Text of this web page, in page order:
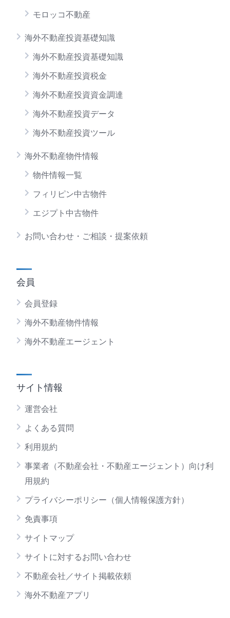
モロッコ不動産
海外不動産投資基礎知識
海外不動産投資基礎知識
海外不動産投資税金
海外不動産投資資金調達
海外不動産投資データ
海外不動産投資ツール
海外不動産物件情報
物件情報一覧
フィリピン中古物件
エジプト中古物件
お問い合わせ・ご相談・提案依頼
会員
会員登録
海外不動産物件情報
海外不動産エージェント
サイト情報
運営会社
よくある質問
利用規約
事業者（不動産会社・不動産エージェント）向け利
用規約
プライバシーポリシー（個人情報保護方針）
免責事項
サイトマップ
サイトに対するお問い合わせ
不動産会社／サイト掲載依頼
海外不動産アプリ